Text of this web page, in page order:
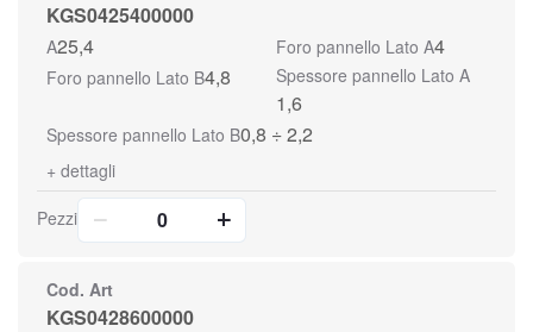
KGS0425400000
A25,4 Foro pannello Lato A4
Foro pannello Lato B4,8 Spessore pannello Lato A
1,6
Spessore pannello Lato B0,8 ÷ 2,2
+ dettagli
Pezzi
Cod. Art
KGS0428600000